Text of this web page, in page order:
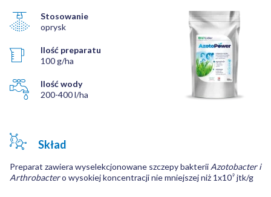
Stosowanie
oprysk
Ilość preparatu
100 g/ha
Ilość wody
200-400 l/ha
Skład
Preparat zawiera wyselekcjonowane szczepy bakterii Azotobacter i
Arthrobactero wysokiej koncentracji nie mniejszejniż 1x109 jtk/g